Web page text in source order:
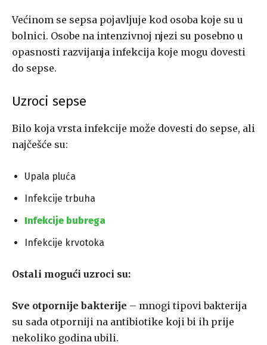
Većinom se sepsa pojavljuje kod osoba koje su u
bolnici. Osobe na intenzivnoj njezi su posebno u
opasnosti razvijanja infekcija koje mogu dovesti
do sepse.
Uzroci sepse
Bilo koja vrsta infekcije može dovesti do sepse, ali
najčešće su:
Upala pluća
Infekcije trbuha
Infekcije bubrega
Infekcije krvotoka
Ostali mogući uzroci su:
Sve otpornije bakterije – mnogi tipovi bakterija
su sada otporniji na antibiotike koji bi ih prije
nekoliko godina ubili.